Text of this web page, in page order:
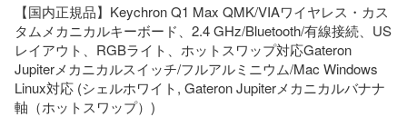
【国内正規品】Keychron Q1 Max QMK/VIAワイヤレス・カス
タムメカニカルキーボード、2.4 GHz/Bluetooth/有線接続、US
レイアウト、RGBライト、ホットスワップ対応Gateron
Jupiterメカニカルスイッチ/フルアルミニウム/Mac Windows
Linux対応 (シェルホワイト, Gateron Jupiterメカニカルバナナ
軸（ホットスワップ）)